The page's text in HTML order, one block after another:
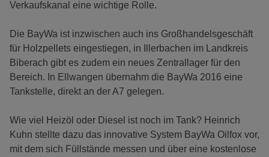
Verkaufskanal eine wichtige Rolle.
Die BayWa ist inzwischen auch ins Großhandelsgeschäft
für Holzpellets eingestiegen, in Illerbachen im Landkreis
Biberach gibt es zudem ein neues Zentrallager für den
Bereich. In Ellwangen übernahm die BayWa 2016 eine
Tankstelle, direkt an der A7 gelegen.
Wie viel Heizöl oder Diesel ist noch im Tank? Heinrich
Kuhn stellte dazu das innovative System BayWa Oilfox vor,
mit dem sich Füllstände messen und über eine kostenlose